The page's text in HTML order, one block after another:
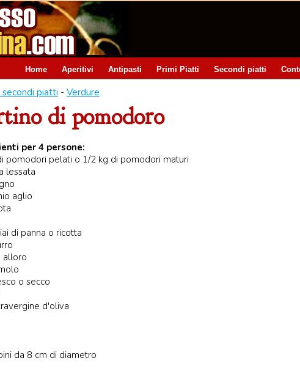
Home Aperitivi Antipasti Primi Piatti Secondi piatti
piatti - Verdure
di pomodoro
per 4 persone:
pomodori pelati o 1/2 kg di pomodori maturi
lessata
aglio
di panna o ricotta
alloro
o secco
d'oliva
da 8 cm di diametro